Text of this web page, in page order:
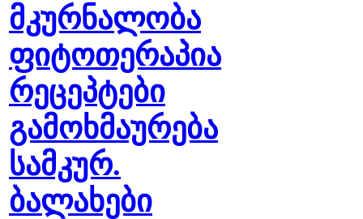
მკურნალობა
ფიტოთერაპია
რეცეპტები
გამოხმაურება
სამკურ.
ბალახები